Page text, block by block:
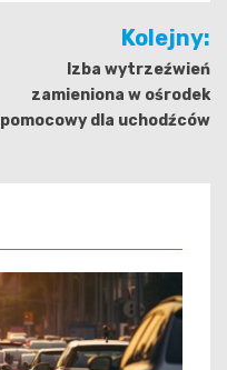
Kolejny:
Izba wytrzeźwień
zamieniona w ośrodek
pomocowy dla uchodźców